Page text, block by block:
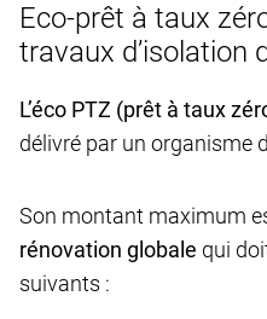
Eco-prêt à taux
travaux d’isolation
L’éco PTZ (prêt à taux
délivré par un organisme
Son montant maximum
rénovation globale qui
suivants :